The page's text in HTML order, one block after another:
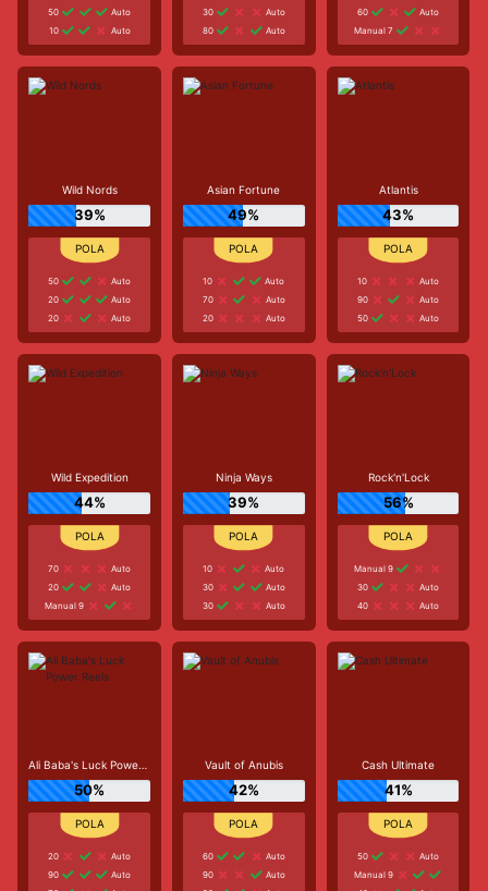
50
Auto
10
Auto
30
Auto
80
Auto
60
Auto
Manual 7
Wild Nords
39%
50
Auto
20
Auto
20
Auto
Asian Fortune
49%
10
Auto
70
Auto
20
Auto
Atlantis
43%
10
Auto
90
Auto
50
Auto
Wild Expedition
44%
70
Auto
20
Auto
Manual 9
Ninja Ways
39%
10
Auto
30
Auto
30
Auto
Rock'n'Lock
56%
Manual 9
30
Auto
40
Auto
Ali Baba's Luck Power Reels
50%
20
Auto
90
Auto
Vault of Anubis
42%
60
Auto
90
Auto
Cash Ultimate
41%
50
Auto
Manual 9